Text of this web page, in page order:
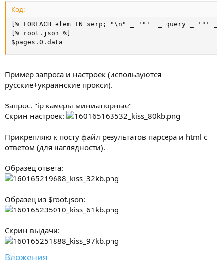
Код:
[% FOREACH elem IN serp; "\n" _ '"'  _ query
[% root.json %]
$pages.0.data
Пример запроса и настроек (используются
русские+украинские прокси).
Запрос: "ip камеры миниатюрные"
Скрин настроек:
Прикрепляю к посту файл результатов парсера и html с
ответом (для наглядности).
Образец ответа:
Образец из $root.json:
Скрин выдачи:
Вложения